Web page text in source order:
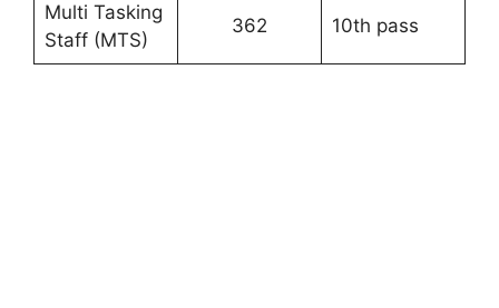
Multi Tasking
Staff (MTS)
362 10th pass